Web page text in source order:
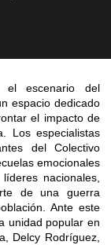
el escenario del
espacio dedicado
el impacto de
Los especialistas
del Colectivo
emocionales
nacionales,
de una guerra
Ante este
unidad popular en
Delcy Rodríguez,